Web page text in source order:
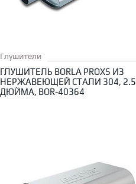
Глушители
ГЛУШИТЕЛЬ BORLA PROXS ИЗ
НЕРЖАВЕЮЩЕЙ СТАЛИ 304, 2.5
ДЮЙМА, BOR-40364